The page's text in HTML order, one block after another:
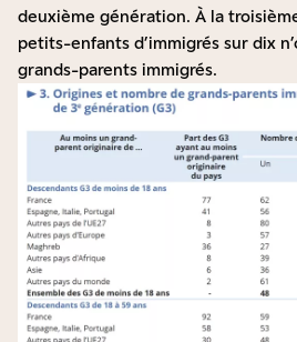
deuxième génération. À la
petits-enfants d’immigrés sur dix
grands-parents immigrés.